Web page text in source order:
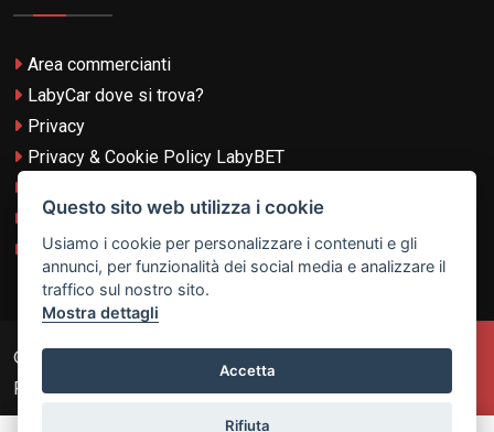
Area commercianti
LabyCar dove si trova?
Privacy
Privacy & Cookie Policy LabyBET
Termini e Condizioni LabyBET
Login con TikTok
© 2026
Rights Reserved.
Questo sito web utilizza i cookie
Usiamo i cookie per personalizzare i contenuti e gli
annunci, per funzionalità dei social media e analizzare il
traffico sul nostro sito.
Mostra dettagli
Accetta
Rifiuta